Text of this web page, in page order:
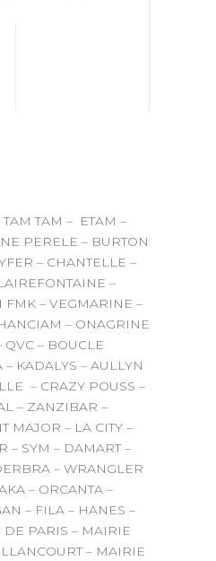
TAM – ETAM –
PERELE – BURTON
– CHANTELLE –
–
FMK – VEGMARINE –
– ONAGRINE
– BOUCLE
– KADALYS – AULLYN
– CRAZY POUSS –
– ZANZIBAR –
MAJOR – LA CITY –
– SYM – DAMART –
– WRANGLER
– ORCANTA –
– FILA – HANES –
PARIS – MAIRIE
– MAIRIE